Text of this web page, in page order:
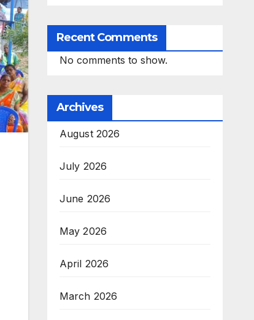
Recent Comments
No comments to show.
Archives
August 2026
July 2026
June 2026
May 2026
April 2026
March 2026